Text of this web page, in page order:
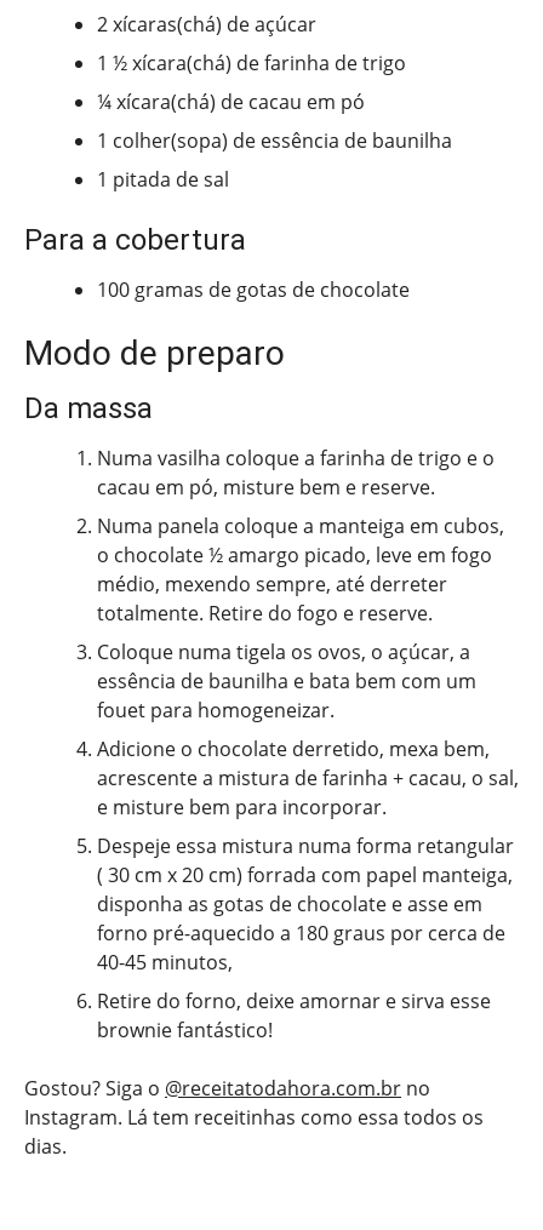
2 xícaras(chá) de açúcar
1 ½ xícara(chá) de farinha de trigo
¼ xícara(chá) de cacau em pó
1 colher(sopa) de essência de baunilha
1 pitada de sal
Para a cobertura
100 gramas de gotas de chocolate
Modo de preparo
Da massa
Numa vasilha coloque a farinha de trigo e o
cacau em pó, misture bem e reserve.
Numa panela coloque a manteiga em cubos,
o chocolate ½ amargo picado, leve em fogo
médio, mexendo sempre, até derreter
totalmente. Retire do fogo e reserve.
Coloque numa tigela os ovos, o açúcar, a
essência de baunilha e bata bem com um
fouet para homogeneizar.
Adicione o chocolate derretido, mexa bem,
acrescente a mistura de farinha + cacau, o sal,
e misture bem para incorporar.
Despeje essa mistura numa forma retangular
( 30 cm x 20 cm) forrada com papel manteiga,
disponha as gotas de chocolate e asse em
forno pré-aquecido a 180 graus por cerca de
40-45 minutos,
Retire do forno, deixe amornar e sirva esse
brownie fantástico!
Gostou? Siga o @receitatodahora.com.br no
Instagram. Lá tem receitinhas como essa todos os
dias.